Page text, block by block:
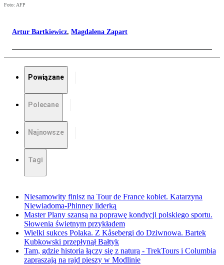
Foto: AFP
Artur Bartkiewicz, Magdalena Zapart
Powiązane
Polecane
Najnowsze
Tagi
Niesamowity finisz na Tour de France kobiet. Katarzyna
Niewiadoma-Phinney liderką
Master Plany szansą na poprawę kondycji polskiego sportu.
Słowenia świetnym przykładem
Wielki sukces Polaka. Z Kåsebergi do Dziwnowa. Bartek
Kubkowski przepłynął Bałtyk
Tam, gdzie historia łączy się z naturą - TrekTours i Columbia
zapraszają na rajd pieszy w Modlinie